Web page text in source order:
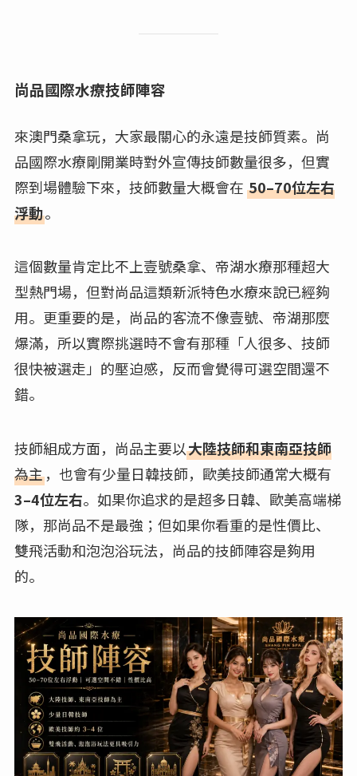
尚品國際水療技師陣容
來澳門桑拿玩，大家最關心的永遠是技師質素。尚
品國際水療剛開業時對外宣傳技師數量很多，但實
際到場體驗下來，技師數量大概會在 50–70位左右
浮動。
這個數量肯定比不上壹號桑拿、帝湖水療那種超大
型熱門場，但對尚品這類新派特色水療來說已經夠
用。更重要的是，尚品的客流不像壹號、帝湖那麼
爆滿，所以實際挑選時不會有那種「人很多、技師
很快被選走」的壓迫感，反而會覺得可選空間還不
錯。
技師組成方面，尚品主要以大陸技師和東南亞技師
為主，也會有少量日韓技師，歐美技師通常大概有
3–4位左右。如果你追求的是超多日韓、歐美高端梯
隊，那尚品不是最強；但如果你看重的是性價比、
雙飛活動和泡泡浴玩法，尚品的技師陣容是夠用
的。